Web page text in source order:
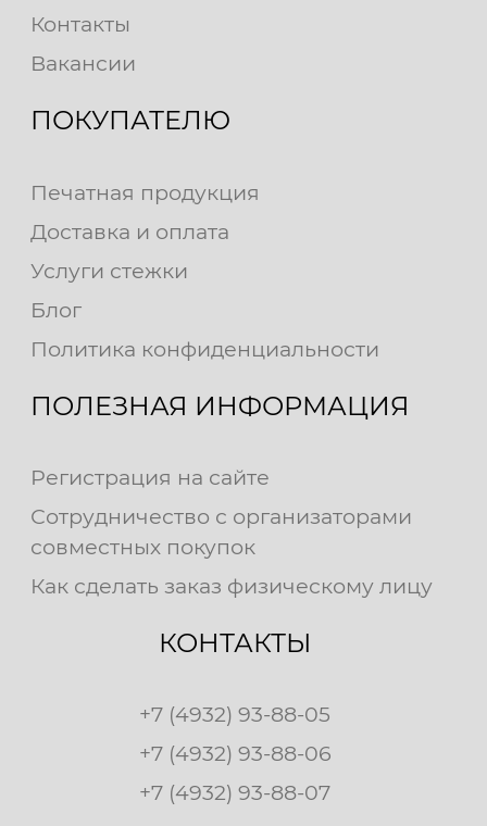
Контакты
Вакансии
ПОКУПАТЕЛЮ
Печатная продукция
Доставка и оплата
Услуги стежки
Блог
Политика конфиденциальности
ПОЛЕЗНАЯ ИНФОРМАЦИЯ
Регистрация на сайте
Сотрудничество с организаторами
совместных покупок
Как сделать заказ физическому лицу
КОНТАКТЫ
+7 (4932) 93-88-05
+7 (4932) 93-88-06
+7 (4932) 93-88-07